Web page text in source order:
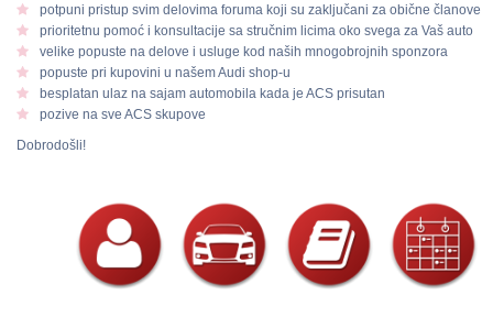
potpuni pristup svim delovima foruma koji su zaključani za obične članove
prioritetnu pomoć i konsultacije sa stručnim licima oko svega za Vaš auto
velike popuste na delove i usluge kod naših mnogobrojnih sponzora
popuste pri kupovini u našem Audi shop-u
besplatan ulaz na sajam automobila kada je ACS prisutan
pozive na sve ACS skupove
Dobrodošli!